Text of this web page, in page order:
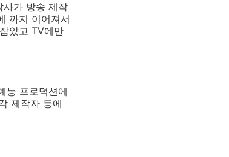
사가 방송 제작
까지 이어져서
았고 TV에만
능 프로덕션에
제작자 등에